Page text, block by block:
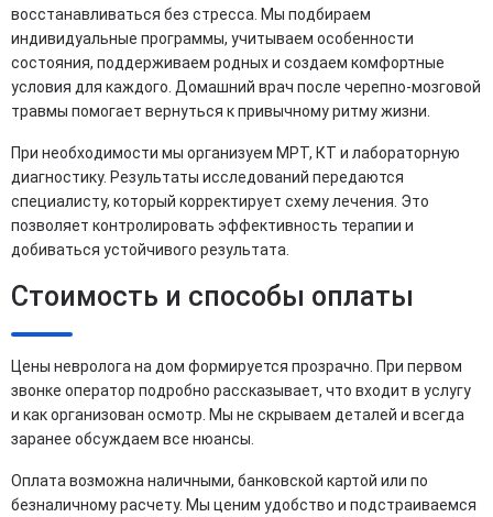
восстанавливаться без стресса. Мы подбираем
индивидуальные программы, учитываем особенности
состояния, поддерживаем родных и создаем комфортные
условия для каждого. Домашний врач после черепно-мозговой
травмы помогает вернуться к привычному ритму жизни.
При необходимости мы организуем МРТ, КТ и лабораторную
диагностику. Результаты исследований передаются
специалисту, который корректирует схему лечения. Это
позволяет контролировать эффективность терапии и
добиваться устойчивого результата.
Стоимость и способы оплаты
Цены невролога на дом формируется прозрачно. При первом
звонке оператор подробно рассказывает, что входит в услугу
и как организован осмотр. Мы не скрываем деталей и всегда
заранее обсуждаем все нюансы.
Оплата возможна наличными, банковской картой или по
безналичному расчету. Мы ценим удобство и подстраиваемся